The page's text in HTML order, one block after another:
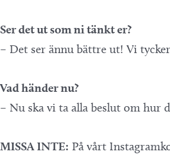
Ser det ut som ni tänkt er?
– Det ser ännu bättre ut! Vi
Vad händer nu?
– Nu ska vi ta alla beslut om hur
MISSA INTE: På vårt